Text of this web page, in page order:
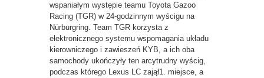
wspaniałym występie teamu Toyota Gazoo
Racing (TGR) w 24-godzinnym wyścigu na
Nürburgring. Team TGR korzysta z
elektronicznego systemu wspomagania układu
kierowniczego i zawieszeń KYB, a ich oba
samochody ukończyły ten arcytrudny wyścig,
podczas którego Lexus LC zajął1. miejsce, a